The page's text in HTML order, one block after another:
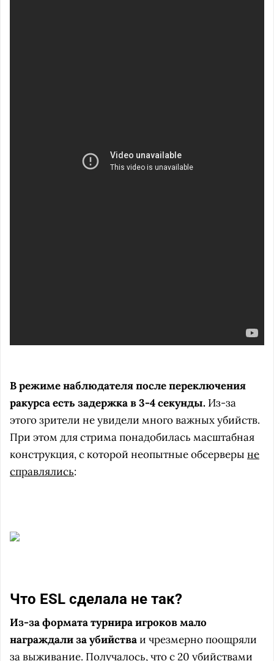
В режиме наблюдателя после переключения
ракурса есть задержка в 3-4 секунды. Из-за
этого зрители не увидели много важных убийств.
При этом для стрима понадобилась масштабная
конструкция, с которой неопытные обсерверы не
справлялись:
Что ESL сделала не так?
Из-за формата турнира игроков мало
награждали за убийстваи чрезмерно поощряли
за выживание. Получалось, что с 20 убийствами